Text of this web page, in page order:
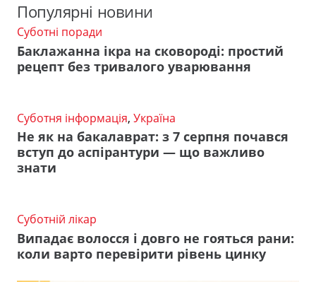
Популярні новини
Суботні поради
Баклажанна ікра на сковороді: простий
рецепт без тривалого уварювання
Суботня інформація, Україна
Не як на бакалаврат: з 7 серпня почався
вступ до аспірантури — що важливо
знати
Суботній лікар
Випадає волосся і довго не гояться рани:
коли варто перевірити рівень цинку